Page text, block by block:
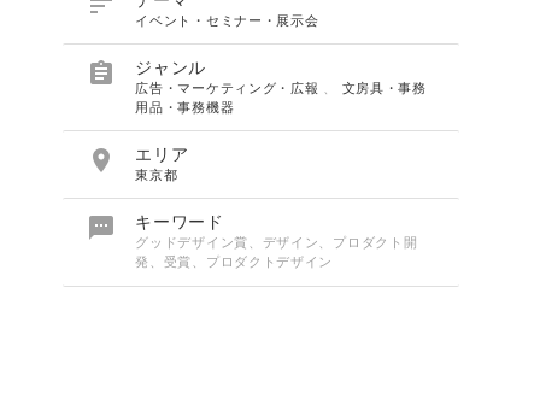
 イベント・セミナー・展示会
 ジャンル
広告・マーケティング・広報 、 文房具・事務
用品・事務機器
 エリア
東京都
 キーワード
グッドデザイン賞、デザイン、プロダクト開
発、受賞、プロダクトデザイン